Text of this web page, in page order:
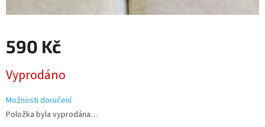
590 Kč
cena:
Vyprodáno
Možnosti doručení
Položka byla vyprodána…